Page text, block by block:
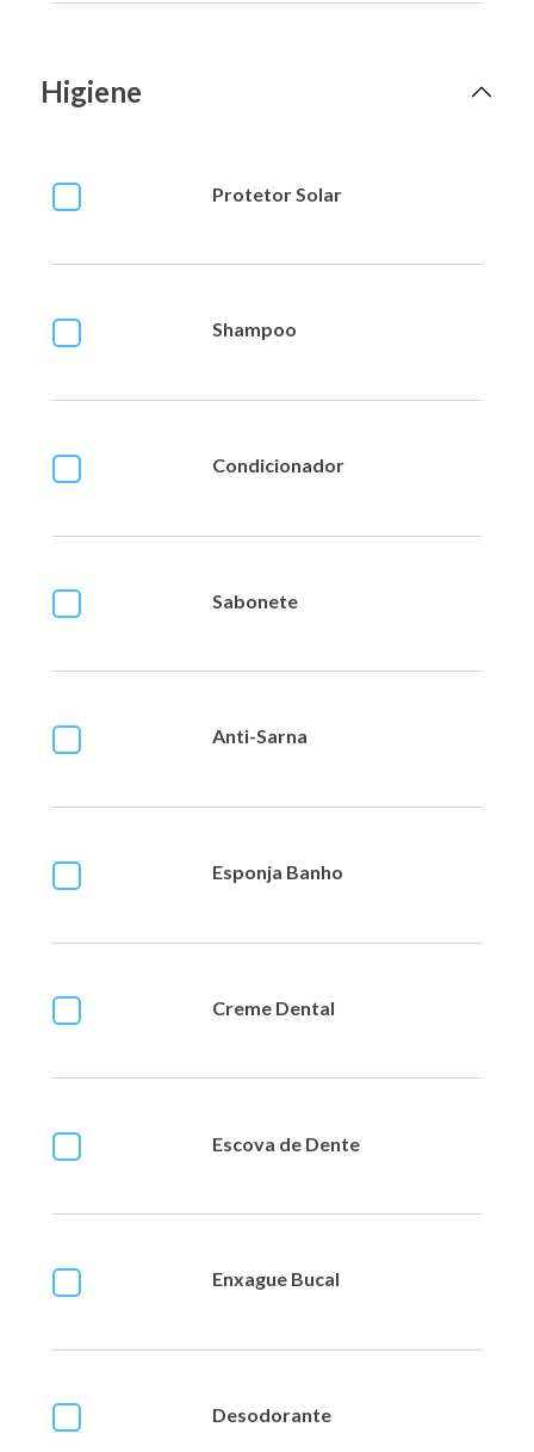
Higiene
Protetor Solar
Shampoo
Condicionador
Sabonete
Anti-Sarna
Esponja Banho
Creme Dental
Escova de Dente
Enxague Bucal
Desodorante